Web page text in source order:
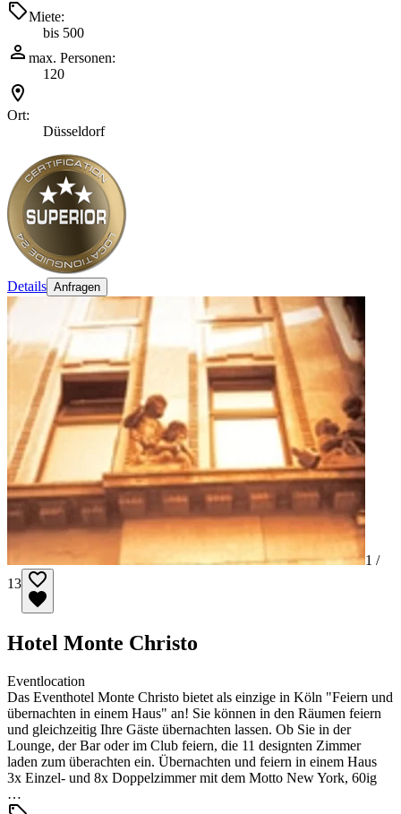
Miete:
bis 500
max. Personen:
120
Ort:
Düsseldorf
Details Anfragen
1 /
13
Hotel Monte Christo
Eventlocation
Das Eventhotel Monte Christo bietet als einzige in Köln "Feiern und
übernachten in einem Haus" an! Sie können in den Räumen feiern
und gleichzeitig Ihre Gäste übernachten lassen. Ob Sie in der
Lounge, der Bar oder im Club feiern, die 11 designten Zimmer
laden zum überachten ein. Übernachten und feiern in einem Haus
3x Einzel- und 8x Doppelzimmer mit dem Motto New York, 60ig
…